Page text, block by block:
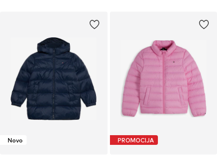
Novo PROMOCIJA